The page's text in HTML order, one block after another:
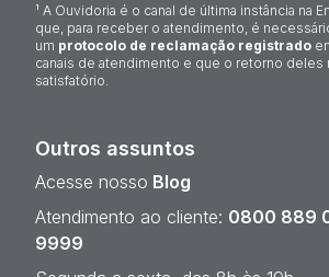
¹ A Ouvidoria é o canal de última instância na
que, para receber o atendimento, é
um protocolo de reclamação registrado
canais de atendimento e que o retorno deles
satisfatório.
Outros assuntos
Acesse nosso Blog
Atendimento ao cliente: 0800 889
9999